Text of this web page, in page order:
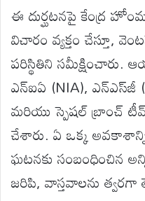
ఈ దుర్ఘటనపై కేంద్ర
విచారం వ్యక్తం చేస్తూ,
పరిస్థితిని సమీక్షించారు.
ఎన్‌ఐఏ (NIA), ఎన్‌ఎస్‌జీ
మరియు స్పెషల్ బ్రాంచ్
చేశారు. ఏ ఒక్క
ఘటనకు సంబంధించిన
జరిపి, వాస్తవాలను త్వరగా